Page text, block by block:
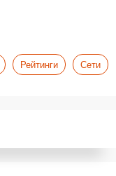
Рейтинги Сети